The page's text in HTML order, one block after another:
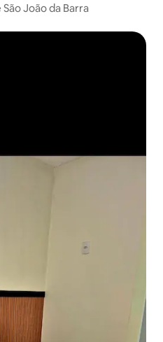
de São João da Barra